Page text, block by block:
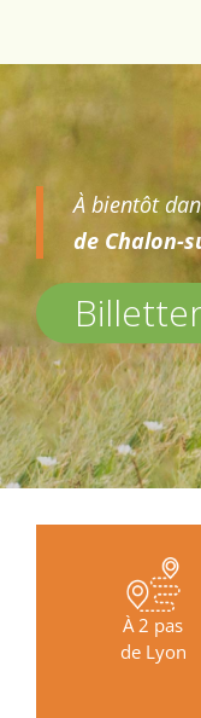
À bientôt
de Chalon-
À 2 pas
de Lyon